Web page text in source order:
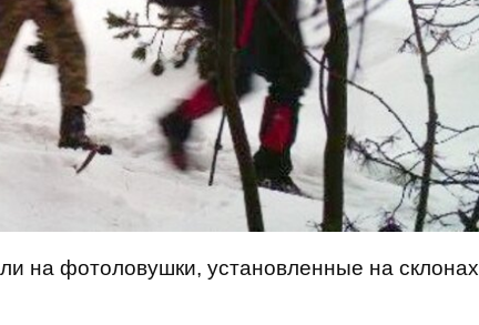
на фотоловушки, установленные на склонах